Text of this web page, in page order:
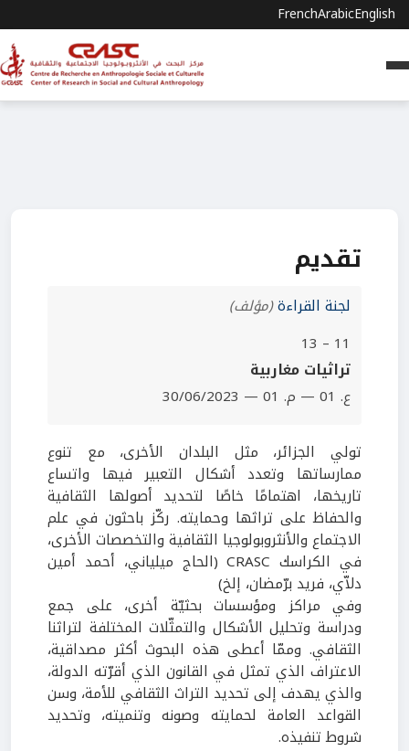
FrenchArabicEnglish
تقديم
لجنة القراءة(مؤلف)
11 – 13
تراثيات مغاربية
ع. 01 — م. 01 — 30/06/2023
تولي الجزائر، مثل البلدان الأخرى، مع تنوع
ممارساتها وتعدد أشكال التعبير فيها واتساع
تاريخها، اهتمامًا خاصًا لتحديد أصولها الثقافية
والحفاظ على تراثها وحمايته. ركّز باحثون في علم
الاجتماع والأنثروبولوجيا الثقافية والتخصصات الأخرى،
في الكراسك CRASC (الحاج ميلياني، أحمد أمين
دلاّي، فريد برّمضان، إلخ)
وفي مراكز ومؤسسات بحثيّة أخرى، على جمع
ودراسة وتحليل الأشكال والتمثّلات المختلفة لتراثنا
الثقافي. وممّا أعطى هذه البحوث أكثر مصداقية،
الاعتراف الذي تمثل في القانون الذي أقرّته الدولة،
والذي يهدف إلى تحديد التراث الثقافي للأمة، وسن
القواعد العامة لحمايته وصونه وتنميته، وتحديد
شروط تنفيذه.